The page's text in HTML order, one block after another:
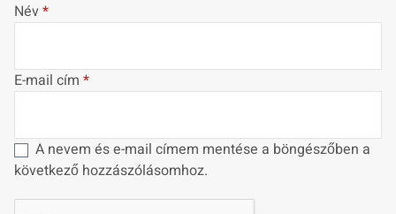
Név*
E-mail cím *
A nevem és e-mail címem mentése a böngészőben a
következő hozzászólásomhoz.